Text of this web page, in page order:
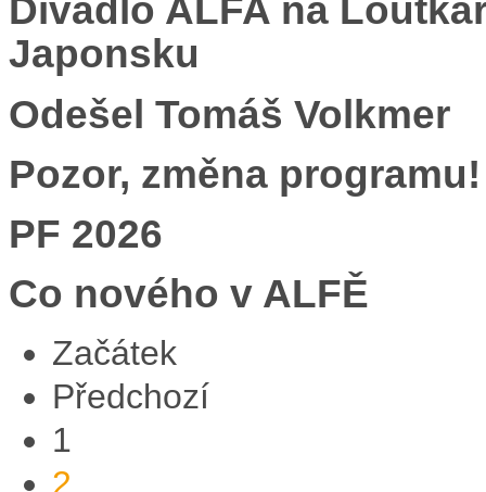
Divadlo ALFA na
Japonsku
Odešel Tomáš Volkmer
Pozor, změna programu!
PF 2026
Co nového v ALFĚ
Začátek
Předchozí
1
2